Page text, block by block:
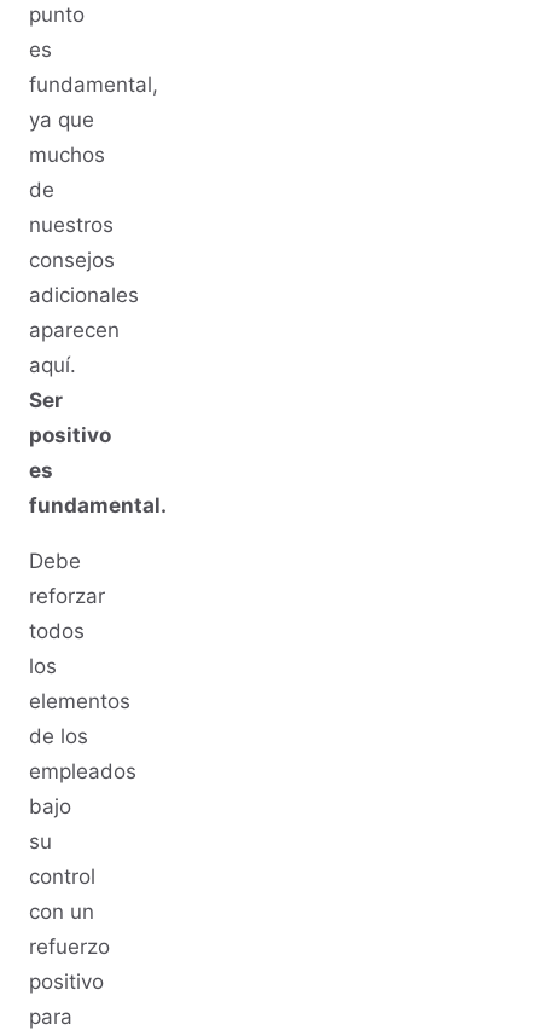
punto
es
fundamental,
ya que
muchos
de
nuestros
consejos
adicionales
aparecen
aquí.
Ser
positivo
es
fundamental.
Debe
reforzar
todos
los
elementos
de los
empleados
bajo
su
control
con un
refuerzo
positivo
para